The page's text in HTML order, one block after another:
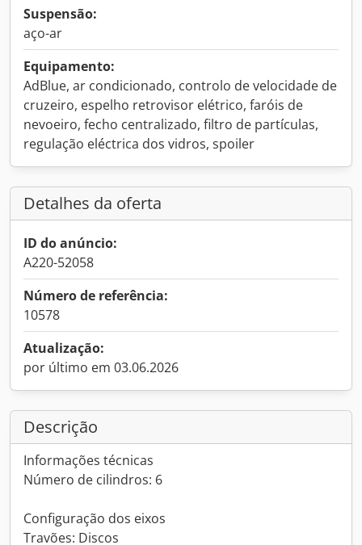
Suspensão:
aço-ar
Equipamento:
AdBlue, ar condicionado, controlo de velocidade de
cruzeiro, espelho retrovisor elétrico, faróis de
nevoeiro, fecho centralizado, filtro de partículas,
regulação eléctrica dos vidros, spoiler
Detalhes da oferta
ID do anúncio:
A220-52058
Número de referência:
10578
Atualização:
por último em 03.06.2026
Descrição
Informações técnicas
Número de cilindros: 6
Configuração dos eixos
Travões: Discos